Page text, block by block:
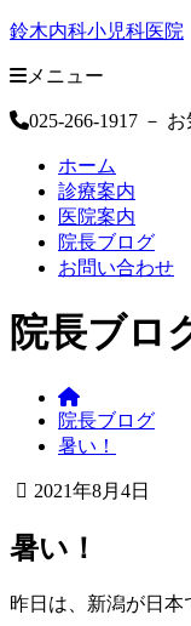
鈴木内科小児科医院
メニュー
025-266-1917 －
ホーム
診療案内
医院案内
院長ブログ
お問い合わせ
院長ブロ
鈴
木
内
小
科
院
院長ブログ
暑い！
2021年8月4日
年
8
4
木
内
科
小
暑い！
昨日は、新潟が日本